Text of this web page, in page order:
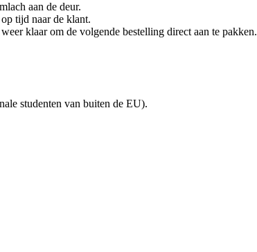
aan de deur.
tijd naar de klant.
klaar om de volgende bestelling direct aan te pakken.
studenten van buiten de EU).